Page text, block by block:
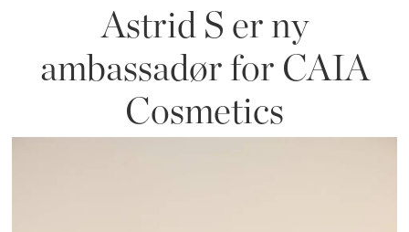
Astrid S er ny
ambassadør for CAIA
Cosmetics